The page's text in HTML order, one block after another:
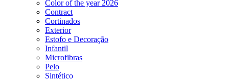
Color of the year 2026
Contract
Cortinados
Exterior
Estofo e Decoração
Infantil
Microfibras
Pelo
Sintético